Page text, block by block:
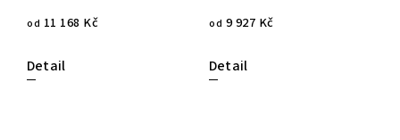
od 11 168 Kč
Detail
od 9 927 Kč
Detail